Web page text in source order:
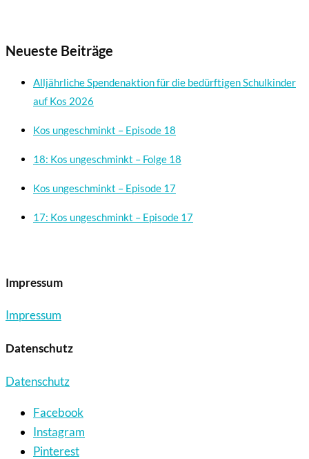
Neueste Beiträge
Alljährliche Spendenaktion für die bedürftigen Schulkinder
auf Kos 2026
Kos ungeschminkt – Episode 18
18: Kos ungeschminkt – Folge 18
Kos ungeschminkt – Episode 17
17: Kos ungeschminkt – Episode 17
Impressum
Impressum
Datenschutz
Datenschutz
Facebook
Instagram
Pinterest